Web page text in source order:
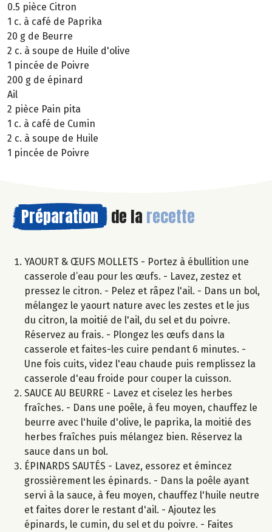
0.5 pièce Citron
1 c. à café de Paprika
20 g de Beurre
2 c. à soupe de Huile d'olive
1 pincée de Poivre
200 g de épinard
Ail
2 pièce Pain pita
1 c. à café de Cumin
2 c. à soupe de Huile
1 pincée de Poivre
Préparation de la recette
YAOURT & ŒUFS MOLLETS - Portez à ébullition une
casserole d’eau pour les œufs. - Lavez, zestez et
pressez le citron. - Pelez et râpez l'ail. - Dans un bol,
mélangez le yaourt nature avec les zestes et le jus
du citron, la moitié de l'ail, du sel et du poivre.
Réservez au frais. - Plongez les œufs dans la
casserole et faites-les cuire pendant 6 minutes. -
Une fois cuits, videz l'eau chaude puis remplissez la
casserole d'eau froide pour couper la cuisson.
SAUCE AU BEURRE - Lavez et ciselez les herbes
fraîches. - Dans une poêle, à feu moyen, chauffez le
beurre avec l'huile d'olive, le paprika, la moitié des
herbes fraîches puis mélangez bien. Réservez la
sauce dans un bol.
ÉPINARDS SAUTÉS - Lavez, essorez et émincez
grossièrement les épinards. - Dans la poêle ayant
servi à la sauce, à feu moyen, chauffez l'huile neutre
et faites dorer le restant d'ail. - Ajoutez les
épinards, le cumin, du sel et du poivre. - Faites